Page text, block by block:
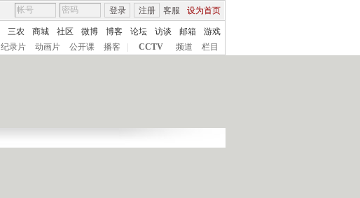
客服 设为首页
登录 注册
三农 商城 社区 微博 博客 论坛 访谈 邮箱
游戏
纪录片 动画片 公开课 播客 CCTV 频道 栏目